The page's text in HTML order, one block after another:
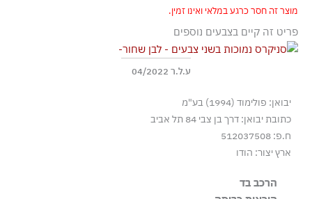
מוצר זה חסר כרגע במלאי ואינו זמין.
פריט זה קיים בצבעים נוספים
ע.ל.ר 04/2022
יבואן: פולימוד (1994) בע"מ
כתובת יבואן: דרך בן צבי 84 תל אביב
ח.פ: 512037508
ארץ יצור: הודו
הרכב בד